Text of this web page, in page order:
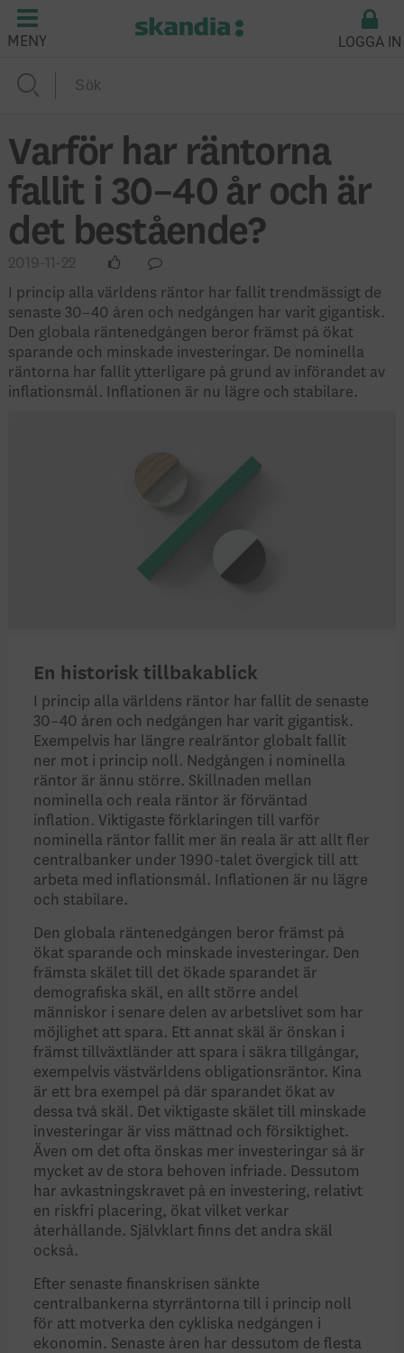
MENY LOGGA IN
Varför har räntorna
fallit i 30–40 år och är
det bestående?
2019-11-22
I princip alla världens räntor har fallit trendmässigt de
senaste 30–40 åren och nedgången har varit gigantisk.
Den globala räntenedgången beror främst på ökat
sparande och minskade investeringar. De nominella
räntorna har fallit ytterligare på grund av införandet av
inflationsmål. Inflationen är nu lägre och stabilare.
En historisk tillbakablick
I princip alla världens räntor har fallit de senaste
30–40 åren och nedgången har varit gigantisk.
Exempelvis har längre realräntor globalt fallit
ner mot i princip noll. Nedgången i nominella
räntor är ännu större. Skillnaden mellan
nominella och reala räntor är förväntad
inflation. Viktigaste förklaringen till varför
nominella räntor fallit mer än reala är att allt fler
centralbanker under 1990-talet övergick till att
arbeta med inflationsmål. Inflationen är nu lägre
och stabilare.
Den globala räntenedgången beror främst på
ökat sparande och minskade investeringar. Den
främsta skälet till det ökade sparandet är
demografiska skäl, en allt större andel
människor i senare delen av arbetslivet som har
möjlighet att spara. Ett annat skäl är önskan i
främst tillväxtländer att spara i säkra tillgångar,
exempelvis västvärldens obligations­räntor. Kina
är ett bra exempel på där sparandet ökat av
dessa två skäl. Det viktigaste skälet till minskade
investe­ringar är viss mättnad och försiktighet.
Även om det ofta önskas mer investeringar så är
mycket av de stora behoven infriade. Dessutom
har avkastningskravet på en investering, relativt
en riskfri placering, ökat vilket verkar
återhållande. Självklart finns det andra skäl
också.
Efter senaste finanskrisen sänkte
centralbankerna styrrän­torna till i princip noll
för att motverka den cykliska nedgången i
ekonomin. Senaste åren har dessutom de flesta